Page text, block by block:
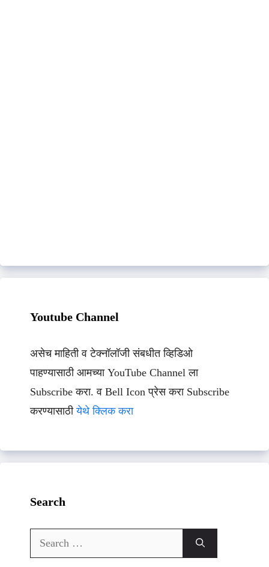
Youtube Channel
असेच माहिती व टेक्नॉलॉजी संबधीत व्हिडिओ
पाहण्यासाठी आमच्या YouTube Channel ला
Subscribe करा. व Bell Icon प्रेस करा Subscribe
करण्यासाठीयेथे क्लिक करा
Search
Search
for: